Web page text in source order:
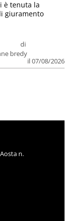
di
bredy
il 07/08/2026
è tenuta la
giuramento
n.